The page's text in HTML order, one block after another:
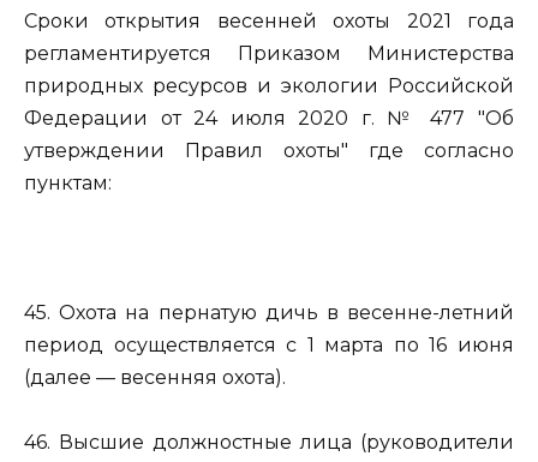
Сроки открытия весенней охоты 2021 года
регламентируется Приказом Министерства
природных ресурсов и экологии Российской
Федерации от 24 июля 2020 г. № 477 "Об
утверждении Правил охоты" где согласно
пунктам:
45. Охота на пернатую дичь в весенне-летний
период осуществляется с 1 марта по 16 июня
(далее — весенняя охота).
46. Высшие должностные лица (руководители